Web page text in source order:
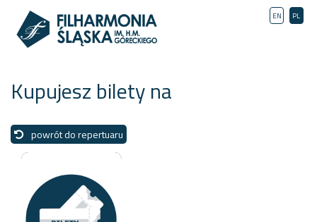
PL
EN
Kupujesz bilety na
powrót do repertuaru